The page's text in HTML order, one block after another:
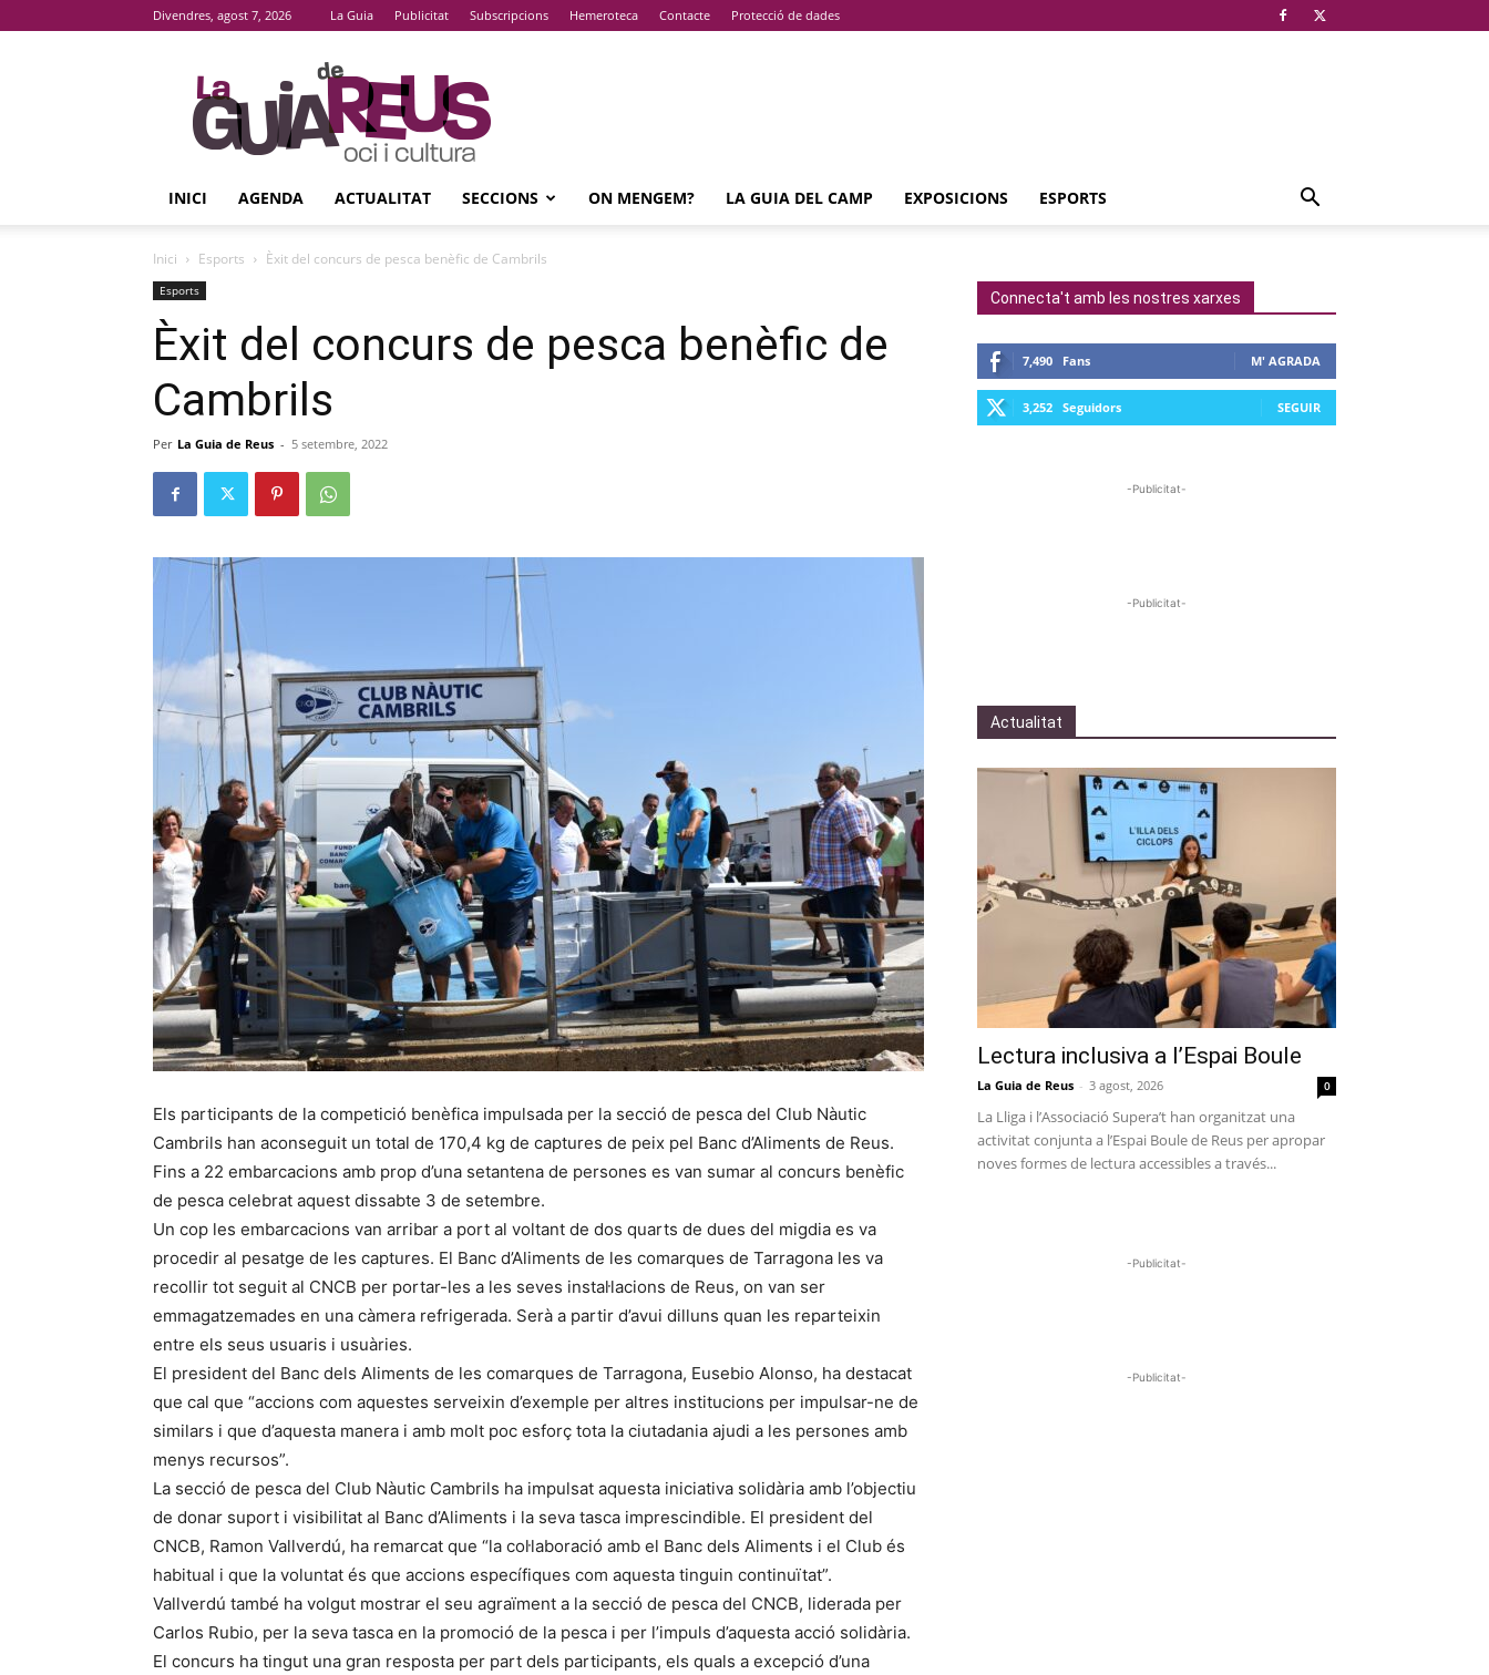
Divendres, agost 7, 2026 La Guia Publicitat Subscripcions Hemeroteca Contacte Protecció de dades
La
Guia
De
Reus
INICI AGENDA ACTUALITAT SECCIONS ON MENGEM? LA GUIA DEL CAMP EXPOSICIONS ESPORTS
Inici Esports Èxit del concurs de pesca benèfic de Cambrils
Esports
Èxit del concurs de pesca benèfic de
Cambrils
Per La Guia de Reus - 5 setembre, 2022
Els participants de la competició benèfica impulsada per la secció de pesca del Club Nàutic
Cambrils han aconseguit un total de 170,4 kg de captures de peix pel Banc d’Aliments de Reus.
Fins a 22 embarcacions amb prop d’una setantena de persones es van sumar al concurs benèfic
de pesca celebrat aquest dissabte 3 de setembre.
Un cop les embarcacions van arribar a port al voltant de dos quarts de dues del migdia es va
procedir al pesatge de les captures. El Banc d’Aliments de les comarques de Tarragona les va
recollir tot seguit al CNCB per portar-les a les seves instal·lacions de Reus, on van ser
emmagatzemades en una càmera refrigerada. Serà a partir d’avui dilluns quan les reparteixin
entre els seus usuaris i usuàries.
El president del Banc dels Aliments de les comarques de Tarragona, Eusebio Alonso, ha destacat
que cal que “accions com aquestes serveixin d’exemple per altres institucions per impulsar-ne de
similars i que d’aquesta manera i amb molt poc esforç tota la ciutadania ajudi a les persones amb
menys recursos”.
La secció de pesca del Club Nàutic Cambrils ha impulsat aquesta iniciativa solidària amb l’objectiu
de donar suport i visibilitat al Banc d’Aliments i la seva tasca imprescindible. El president del
CNCB, Ramon Vallverdú, ha remarcat que “la col·laboració amb el Banc dels Aliments i el Club és
habitual i que la voluntat és que accions específiques com aquesta tinguin continuïtat”.
Vallverdú també ha volgut mostrar el seu agraïment a la secció de pesca del CNCB, liderada per
Carlos Rubio, per la seva tasca en la promoció de la pesca i per l’impuls d’aquesta acció solidària.
El concurs ha tingut una gran resposta per part dels participants, els quals a excepció d’una
Connecta't amb les nostres xarxes
7,490 Fans M' AGRADA
3,252 Seguidors SEGUIR
-Publicitat-
-Publicitat-
Actualitat
Lectura inclusiva a l’Espai Boule
La Guia de Reus - 3 agost, 2026 0
La Lliga i l’Associació Supera’t han organitzat una
activitat conjunta a l’Espai Boule de Reus per apropar
noves formes de lectura accessibles a través...
-Publicitat-
-Publicitat-